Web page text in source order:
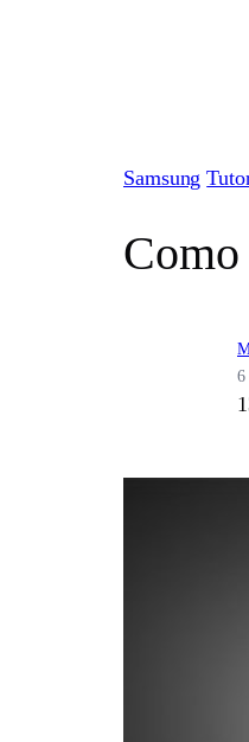
Samsung
Como
6